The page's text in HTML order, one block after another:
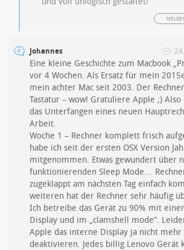
Johannes
Eine kleine Geschichte zum Macbook
vor 4 Wochen. Als Ersatz für mein
mein achter Mac seit 2003. Der
Tastatur – wow! Gratuliere Apple ;) Also
das Unterfangen eines neuen
Arbeit.
Woche 1 – Rechner komplett frisch
habe ich seit der ersten OSX Version
mitgenommen. Etwas gewundert über
funktionierenden Sleep Mode…
zugeklappt am nächsten Tag einfach
weiteren hat der Rechner sehr häufig
Ich betreibe das Gerät zu 90% mit
Display und im „clamshell mode“.
Apple das interne Display ja nicht mehr
deaktivieren. Jedes billig Lenovo Gerät